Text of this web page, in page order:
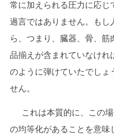
常に加えられる圧力に応じ
過言ではありません。もし
ら、つまり、臓器、骨、
品揃えが含まれていなけれ
のように弾けていたでしょ
せん。
これは本質的に、この
の均等化があることを意味